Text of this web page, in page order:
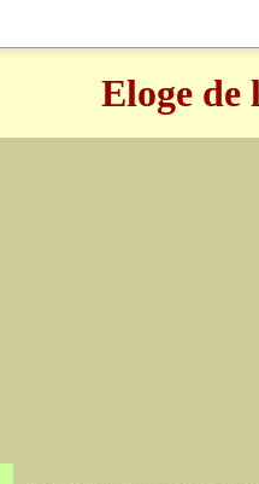
Eloge